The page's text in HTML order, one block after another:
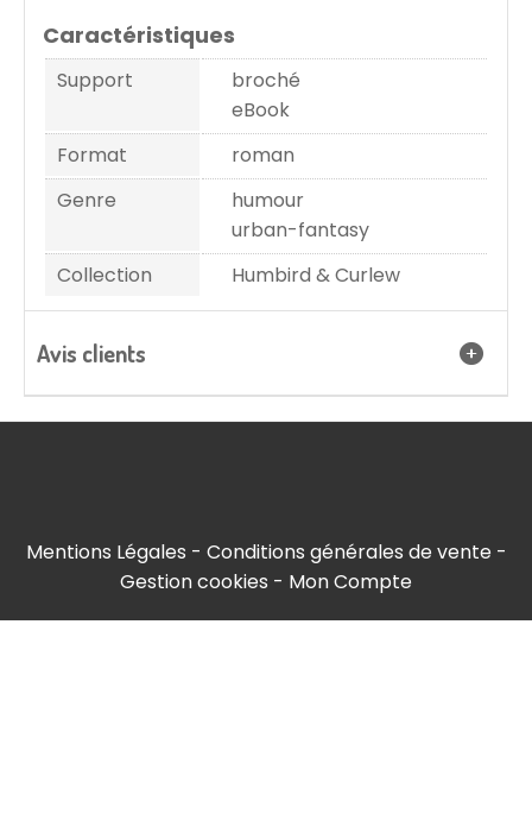
Caractéristiques
Support
broché
eBook
Format
roman
Genre
humour
urban-fantasy
Collection
Humbird & Curlew
Avis clients
Mentions Légales
Conditions générales de vente
Gestion cookies
Mon Compte